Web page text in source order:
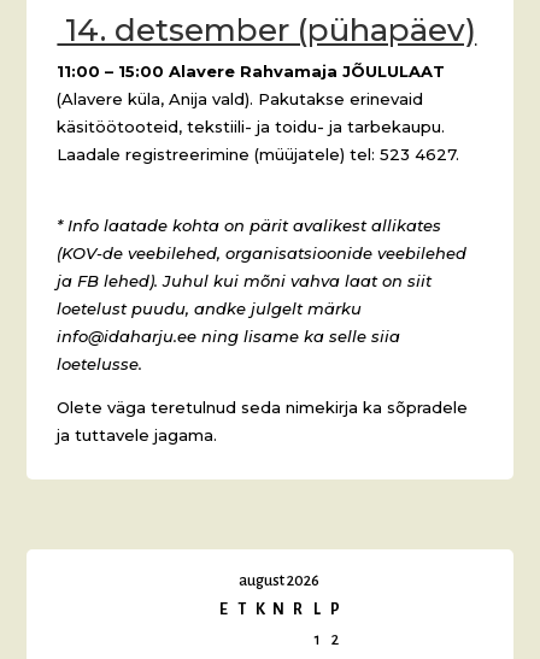
14. detsember (pühapäev)
11:00 – 15:00 Alavere Rahvamaja JÕULULAAT
(Alavere küla, Anija vald). Pakutakse erinevaid
käsitöötooteid, tekstiili- ja toidu- ja tarbekaupu.
Laadale registreerimine (müüjatele) tel: 523 4627.
* Info laatade kohta on pärit avalikest allikates
(KOV-de veebilehed, organisatsioonide veebilehed
ja FB lehed). Juhul kui mõni vahva laat on siit
loetelust puudu, andke julgelt märku
info@idaharju.ee ning lisame ka selle siia
loetelusse.
Olete väga teretulnud seda nimekirja ka sõpradele
ja tuttavele jagama.
august 2026
E
T K N R L
P
1
2